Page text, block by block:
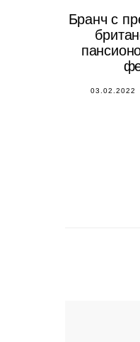
Бранч с
03.02.2022